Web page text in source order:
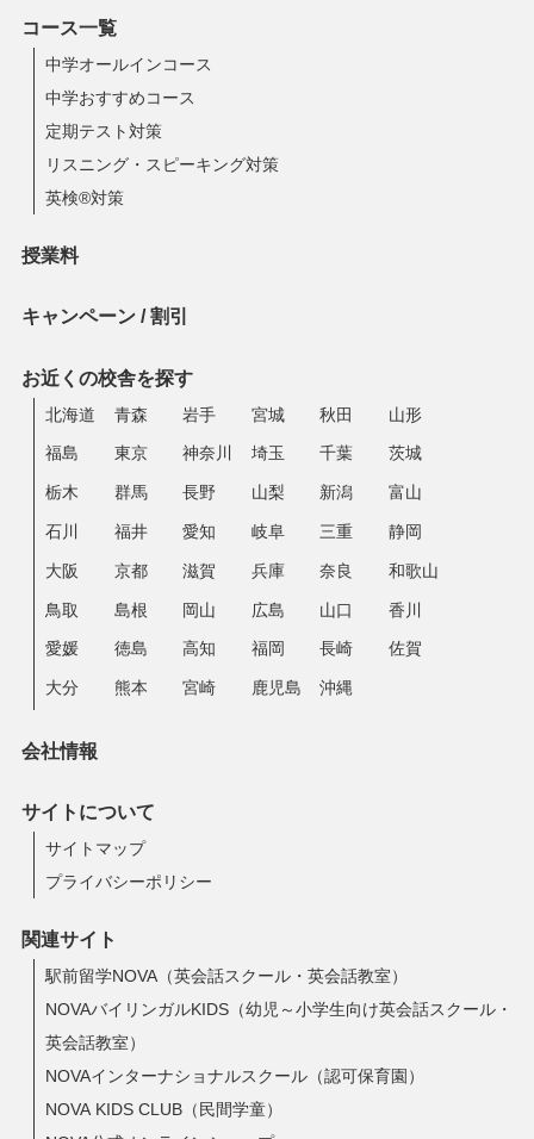
コース一覧
中学オールインコース
中学おすすめコース
定期テスト対策
リスニング・スピーキング対策
英検®対策
授業料
キャンペーン / 割引
お近くの校舎を探す
北海道 青森 岩手 宮城 秋田 山形
福島 東京 神奈川 埼玉 千葉 茨城
栃木 群馬 長野 山梨 新潟 富山
石川 福井 愛知 岐阜 三重 静岡
大阪 京都 滋賀 兵庫 奈良 和歌山
鳥取 島根 岡山 広島 山口 香川
愛媛 徳島 高知 福岡 長崎 佐賀
大分 熊本 宮崎 鹿児島 沖縄
会社情報
サイトについて
サイトマップ
プライバシーポリシー
関連サイト
駅前留学NOVA（英会話スクール・英会話教室）
NOVAバイリンガルKIDS（幼児～小学生向け英会話スクール・
英会話教室）
NOVAインターナショナルスクール（認可保育園）
NOVA KIDS CLUB（民間学童）